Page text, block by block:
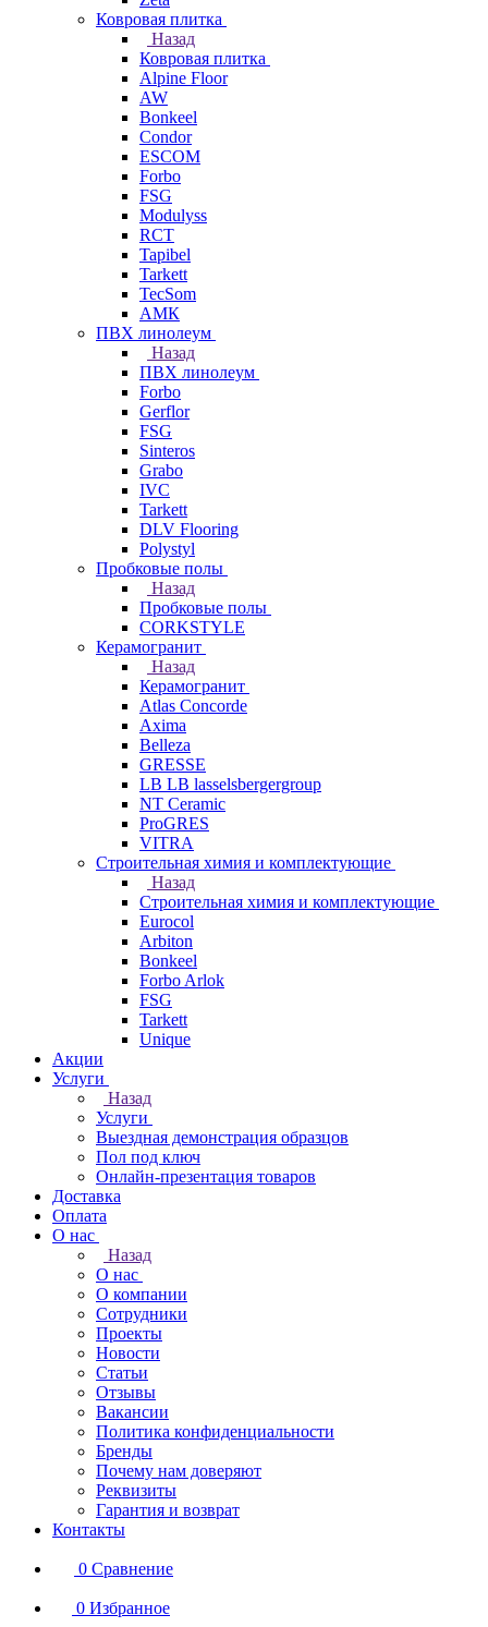
Ковровая плитка
Назад
Ковровая плитка
Alpine Floor
AW
Bonkeel
Condor
ESCOM
Forbo
FSG
Modulyss
RCT
Tapibel
Tarkett
TecSom
АМК
ПВХ линолеум
Назад
ПВХ линолеум
Forbo
Gerflor
FSG
Sinteros
Grabo
IVC
Tarkett
DLV Flooring
Polystyl
Пробковые полы
Назад
Пробковые полы
CORKSTYLE
Керамогранит
Назад
Керамогранит
Atlas Concorde
Axima
Belleza
GRESSE
LB LB lasselsbergergroup
NT Ceramic
ProGRES
VITRA
Строительная химия и комплектующие
Назад
Строительная химия и комплектующие
Eurocol
Arbiton
Bonkeel
Forbo Arlok
FSG
Tarkett
Unique
Акции
Услуги
Назад
Услуги
Выездная демонстрация образцов
Пол под ключ
Онлайн-презентация товаров
Доставка
Оплата
О нас
Назад
О нас
О компании
Сотрудники
Проекты
Новости
Статьи
Отзывы
Вакансии
Политика конфиденциальности
Бренды
Почему нам доверяют
Реквизиты
Гарантия и возврат
Контакты
0 Сравнение
0 Избранное